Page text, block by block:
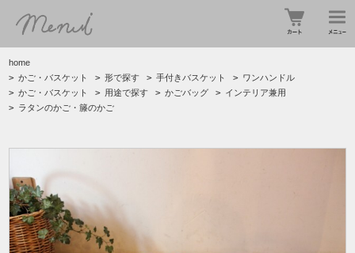
home
> かご・バスケット > 形で探す > 手付きバスケット > ワンハンドル
> かご・バスケット > 用途で探す > かごバッグ > インテリア兼用
> ラタンのかご・籐のかご